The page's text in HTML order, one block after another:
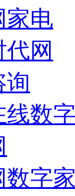
家电
网
询
线数
数字